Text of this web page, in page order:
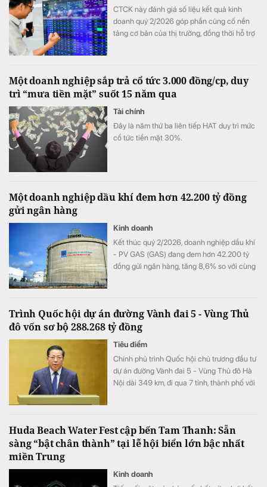
CTCK này đánh giá số liệu kết quả kinh
doanh quý 2/2026 góp phần củng cố nền
tảng cơ bản của thị trường, đồng thời hỗ trợ
Một doanh nghiệp sắp trả cổ tức 3.000 đồng/cp, duy
trì “mưa tiền mặt” suốt 15 năm qua
Tài chính
Đây là năm thứ ba liên tiếp HAT duy trì mức
cổ tức tiền mặt 30%.
Một doanh nghiệp dầu khí đem hơn 42.200 tỷ đồng
gửi ngân hàng
Kinh doanh
Kết thúc quý 2/2026, doanh nghiệp dầu khí
- PV GAS (GAS) đang đem hơn 42.200 tỷ
đồng gửi ngân hàng, tăng 8,6% so với cùng
Trình Quốc hội dự án đường Vành đai 5 - Vùng Thủ
đô vốn sơ bộ 288.268 tỷ đồng
Tiêu điểm
Chính phủ trình Quốc hội chủ trương đầu tư
dự án đường Vành đai 5 - Vùng Thủ đô Hà
Nội dài 349 km, đi qua 7 tỉnh, thành phố với
vùng.
Huda Beach Water Fest cập bến Tam Thanh: Sẵn
sàng “bật chân thành” tại lễ hội biển lớn bậc nhất
miền Trung
Kinh doanh